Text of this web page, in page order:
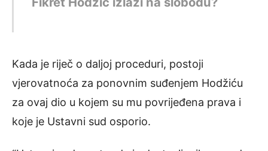
Kada je riječ o daljoj proceduri, postoji
vjerovatnoća za ponovnim suđenjem Hodžiću
za ovaj dio u kojem su mu povrijeđena prava i
koje je Ustavni sud osporio.